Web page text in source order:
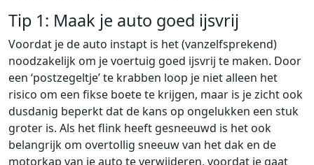
Tip 1: Maak je auto goed ijsvrij
Voordat je de auto instapt is het (vanzelfsprekend)
noodzakelijk om je voertuig goed ijsvrij te maken. Door
een ‘postzegeltje’ te krabben loop je niet alleen het
risico om een fikse boete te krijgen, maar is je zicht ook
dusdanig beperkt dat de kans op ongelukken een stuk
groter is. Als het flink heeft gesneeuwd is het ook
belangrijk om overtollig sneeuw van het dak en de
motorkap van je auto te verwijderen, voordat je gaat